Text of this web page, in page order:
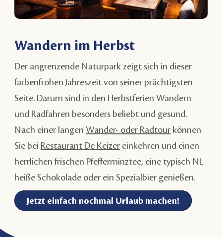
Wandern im Herbst
Der angrenzende Naturpark zeigt sich in dieser
farbenfrohen Jahreszeit von seiner prächtigsten
Seite. Darum sind in den Herbstferien Wandern
und Radfahren besonders beliebt und gesund.
Nach einer langenWander- oder Radtour können
Sie bei Restaurant De Keizer einkehren und einen
herrlichen frischen Pfefferminztee, eine typisch NL
heiße Schokolade oder ein Spezialbier genießen.
Jetzt einfach nochmal Urlaub machen!